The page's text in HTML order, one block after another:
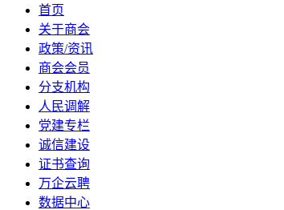
首页
关于商会
政策/资讯
商会会员
分支机构
人民调解
党建专栏
诚信建设
证书查询
万企云聘
数据中心